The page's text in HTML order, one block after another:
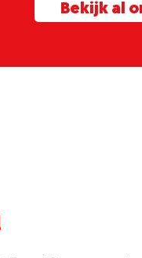
Bekijk al